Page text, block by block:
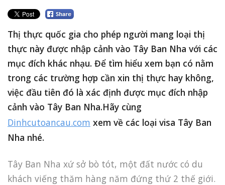
Thị thực quốc gia cho phép người mang loại thị
thực này được nhập cảnh vào Tây Ban Nha với các
mục đích khác nhạu. Để tìm hiểu xem bạn có nằm
trong các trường hợp cần xin thị thực hay không,
việc đầu tiên đó là xác định được mục đích nhập
cảnh vào Tây Ban Nha.Hãy cùng
Dinhcutoancau.com xem về các loại visa Tây Ban
Nha nhé.
Tây Ban Nha xứ sở bò tót, một đất nước có du
khách viếng thăm hàng năm đứng thứ 2 thế giới.